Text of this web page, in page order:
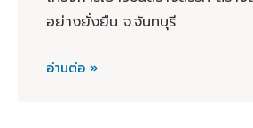
อย่างยั่งยืน จ.จันทบุรี
อ่านต่อ »